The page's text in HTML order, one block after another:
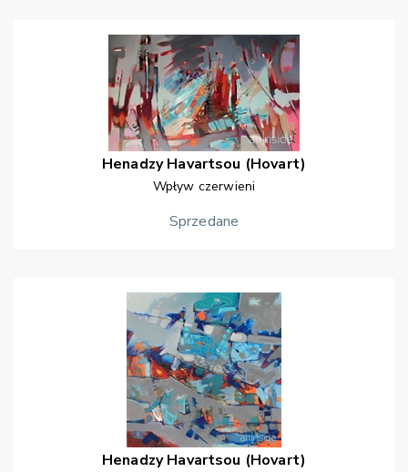
Henadzy Havartsou (Hovart)
Wpływ czerwieni
Sprzedane
Henadzy Havartsou (Hovart)